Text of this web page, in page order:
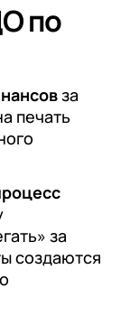
по
за
печать
за
создаются